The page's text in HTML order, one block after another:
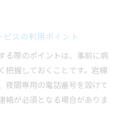
スの利用ポイント
る際のポイントは、事前に病
把握しておくことです。岩槻
夜間専用の電話番号を設けて
絡が必須となる場合がありま